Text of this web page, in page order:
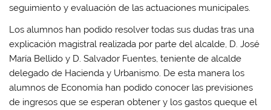
seguimiento y evaluación de las actuaciones municipales.
Los alumnos han podido resolver todas sus dudas tras una
explicación magistral realizada por parte del alcalde, D. José
María Bellido y D. Salvador Fuentes, teniente de alcalde
delegado de Hacienda y Urbanismo. De esta manera los
alumnos de Economía han podido conocer las previsiones
de ingresos que se esperan obtener y los gastos queque el